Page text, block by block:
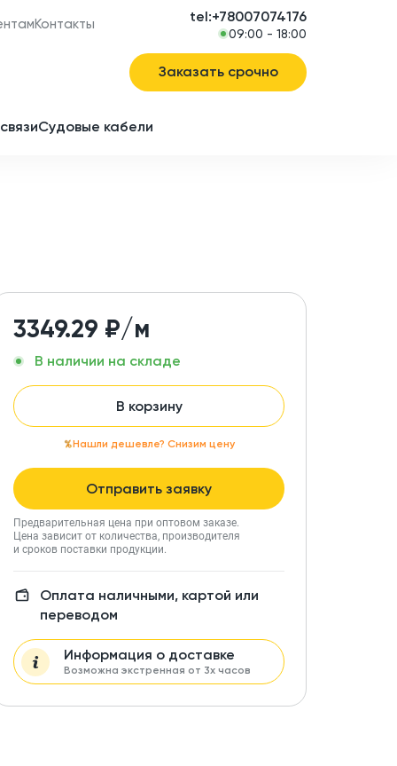
Контакты tel:+78007074176
09:00 - 18:00
Заказать срочно
Судовые кабели
3349.29 ₽/м
В наличии на складе
В корзину
Нашли дешевле? Снизим цену
Отправить заявку
Предварительная цена при оптовом заказе.
Цена зависит от количества, производителя
и сроков поставки продукции.
Оплата наличными, картой или
переводом
Информация о доставке
Возможна экстренная от 3х часов